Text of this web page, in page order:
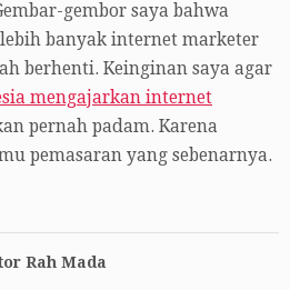
gembor saya bahwa
banyak internet marketer
berhenti. Keinginan saya agar
mengajarkan internet
pernah padam. Karena
pemasaran yang sebenarnya.
Rah Mada